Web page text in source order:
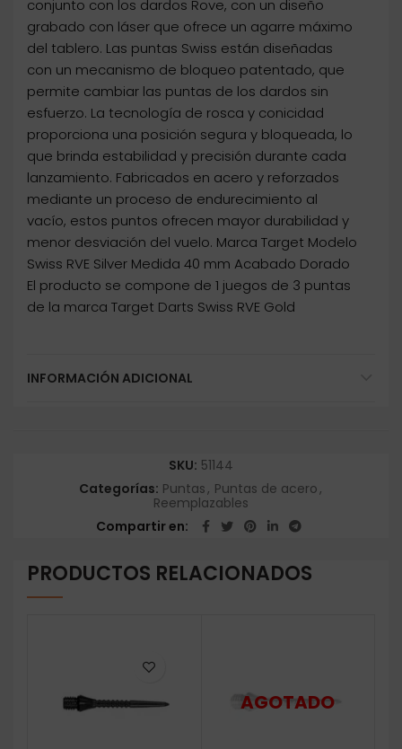
conjunto con los dardos Rove, con un diseño
grabado con láser que ofrece un agarre máximo
del tablero. Las puntas Swiss están diseñadas
con un mecanismo de bloqueo patentado, que
permite cambiar las puntas de los dardos sin
esfuerzo. La tecnología de rosca y conicidad
proporciona una posición segura y bloqueada, lo
que brinda estabilidad y precisión durante cada
lanzamiento. Fabricados en acero y reforzados
mediante un proceso de endurecimiento al
vacío, estos puntos ofrecen mayor durabilidad y
menor desviación del vuelo. Marca Target Modelo
Swiss RVE Silver Medida 40 mm Acabado Dorado
El producto se compone de 1 juegos de 3 puntas
de la marca Target Darts Swiss RVE Gold
INFORMACIÓN ADICIONAL
SKU: 51144
Categorías: Puntas, Puntas de acero,
Reemplazables
Compartir en
PRODUCTOS RELACIONADOS